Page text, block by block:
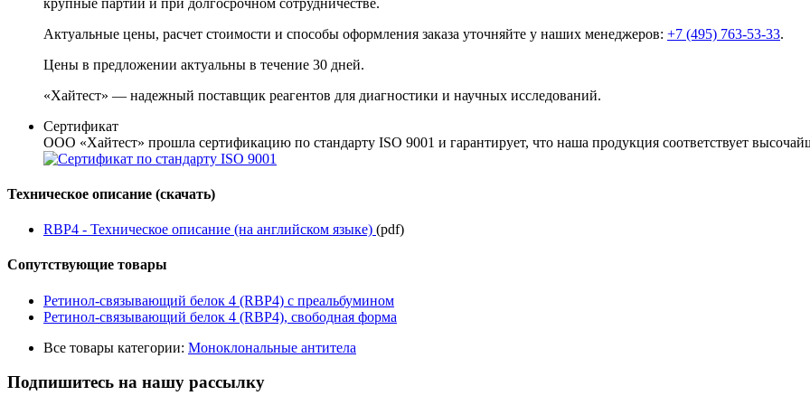
Актуальные цены, расчет стоимости и способы оформления заказа уточняйте у наших менеджеров: +7 (495) 763-53-33.
Цены в предложении актуальны в течение 30 дней.
«Хайтест» — надежный поставщик реагентов для диагностики и научных исследований.
Сертификат
ООО «Хайтест» прошла сертификацию по стандарту ISO 9001 и гарантирует, что наша продукция соответствует
Техническое описание (скачать)
RBP4 - Техническое описание (на английском языке) (pdf)
Сопутствующие товары
Ретинол-связывающий белок 4 (RBP4) с преальбумином
Ретинол-связывающий белок 4 (RBP4), свободная форма
Все товары категории: Моноклональные антитела
Подпишитесь на нашу рассылку